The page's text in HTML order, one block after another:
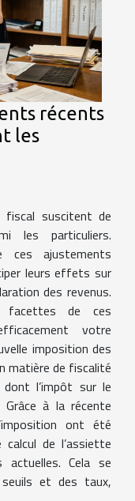
récents
les
fiscal suscitent de
les particuliers.
ces ajustements
leurs effets sur
des revenus.
facettes de ces
votre
imposition des
matière de fiscalité
l’impôt sur le
Grâce à la récente
ont été
de l’assiette
actuelles. Cela se
et des taux,